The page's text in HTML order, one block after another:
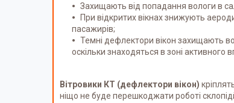
Захищають від попадання вологи в
При відкритих вікнах знижують
пасажирів;
Темні дефлектори вікон захищають
оскільки знаходяться в зоні активного
Вітровики КТ (дефлектори вікон)
ніщо не буде перешкоджати роботі